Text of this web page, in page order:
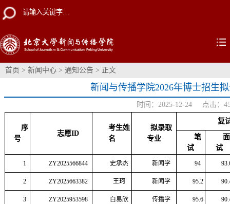
首页 > 新闻中心 > 通知公告 > 正文
新闻与传播学院2026年博士招生
时间：2025-12-24 点击：
序
号
志愿ID
考生姓
名
拟录取
专业
复
笔
试
面
试
1 ZY2025566844 史承杰 新闻学 94
2 ZY2025663382 王珂 新闻学 95.2
3 ZY2025953598 白易欣 传播学 95.6